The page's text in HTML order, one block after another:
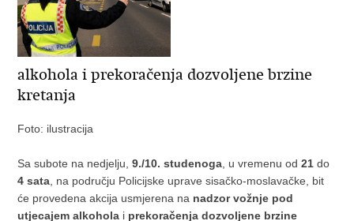
alkohola i prekoračenja dozvoljene brzine
kretanja
Foto: ilustracija
Sa subote na nedjelju,9./10. studenoga , u vremenu od 21do
4 sata , na području Policijske uprave sisačko-moslavačke, bit
će provedena akcija usmjerena na nadzor vožnje pod
utjecajem alkohola i prekoračenja dozvoljene brzine